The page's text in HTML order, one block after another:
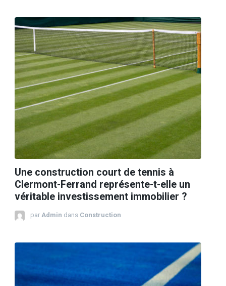
Une construction court de tennis à
Clermont-Ferrand représente-t-elle un
véritable investissement immobilier ?
par Admin dans Construction